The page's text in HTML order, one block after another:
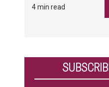
4 min read